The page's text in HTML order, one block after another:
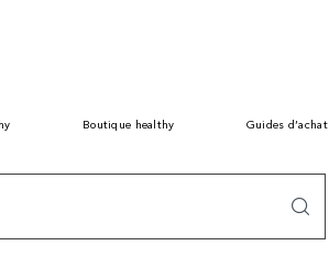
Boutique healthy Guides d’achat